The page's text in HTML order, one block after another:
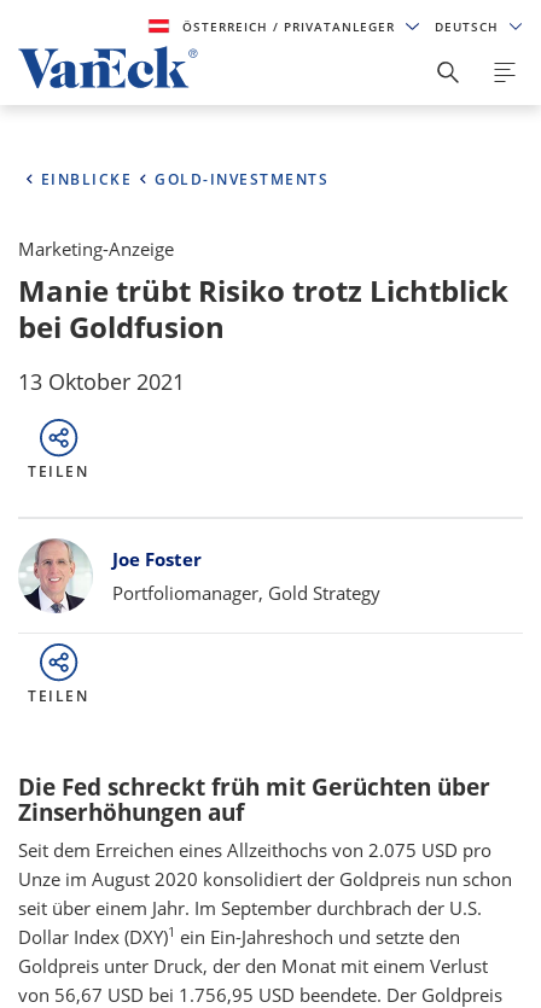
ÖSTERREICH/ PRIVATANLEGER DEUTSCH
EINBLICKE GOLD-INVESTMENTS
Marketing-Anzeige
Manie trübt Risiko trotz Lichtblick
bei Goldfusion
13 Oktober 2021
TEILEN
Bylines
Joe Foster
Portfoliomanager, Gold Strategy
TEILEN
Die Fed schreckt früh mit Gerüchten über
Zinserhöhungen auf
Seit dem Erreichen eines Allzeithochs von 2.075 USD pro
Unze im August 2020 konsolidiert der Goldpreis nun schon
seit über einem Jahr. Im September durchbrach der U.S.
Dollar Index (DXY)1 ein Ein-Jahreshoch und setzte den
Goldpreis unter Druck, der den Monat mit einem Verlust
von 56,67 USD bei 1.756,95 USD beendete. Der Goldpreis